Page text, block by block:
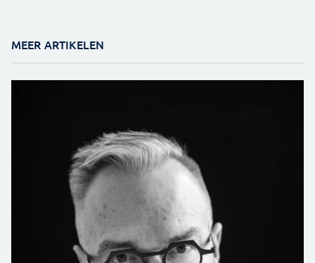
MEER ARTIKELEN